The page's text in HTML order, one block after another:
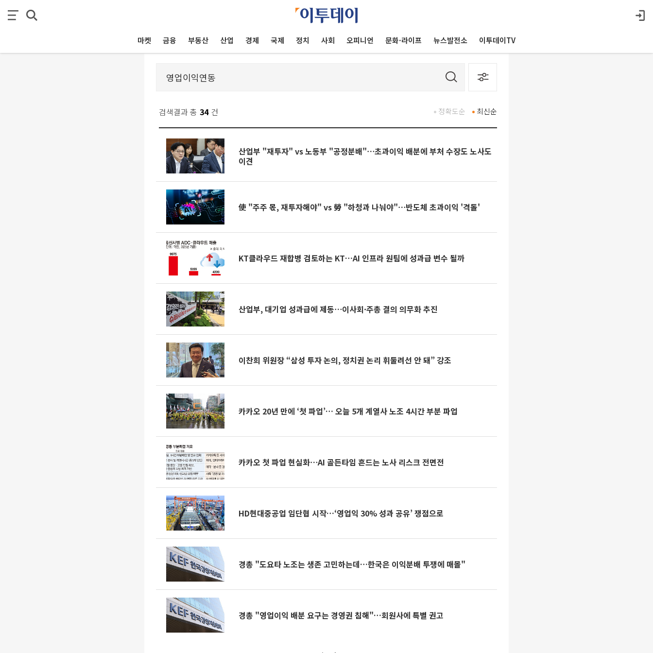
마켓 금융 부동산 산업 경제 국제 정치 사회 오피니언 문화·라이프 뉴스발전소 이투데이TV
검색결과 총 34 건 최신순
정확도순
산업부 "재투자" vs 노동부 "공정분배"⋯초과이익 배분에 부처 수장도 노사도
이견
使 "주주 몫, 재투자해야" vs 勞 "하청과 나눠야"⋯반도체 초과이익 '격돌'
KT클라우드 재합병 검토하는 KT…AI 인프라 원팀에 성과급 변수 될까
산업부, 대기업 성과급에 제동⋯이사회·주총 결의 의무화 추진
이찬희 위원장 “삼성 투자 논의, 정치권 논리 휘둘려선 안 돼” 강조
카카오 20년 만에 ‘첫 파업’… 오늘 5개 계열사 노조 4시간 부분 파업
카카오 첫 파업 현실화⋯AI 골든타임 흔드는 노사 리스크 전면전
HD현대중공업 임단협 시작…‘영업익 30% 성과 공유’ 쟁점으로
경총 "도요타 노조는 생존 고민하는데…한국은 이익분배 투쟁에 매몰"
경총 "영업이익 배분 요구는 경영권 침해"…회원사에 특별 권고